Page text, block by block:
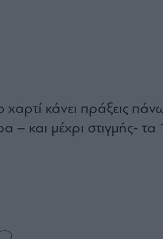
κάνει πράξεις
– και μέχρι στιγμής- τα